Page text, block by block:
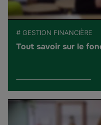
# GESTION FINANCIÈRE
Tout savoir sur le